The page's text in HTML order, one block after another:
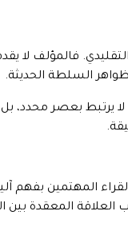
فالمؤلف لا
السلطة الحديثة.
لا يرتبط بعصر محدد،
المهتمين بفهم
المعقدة بين